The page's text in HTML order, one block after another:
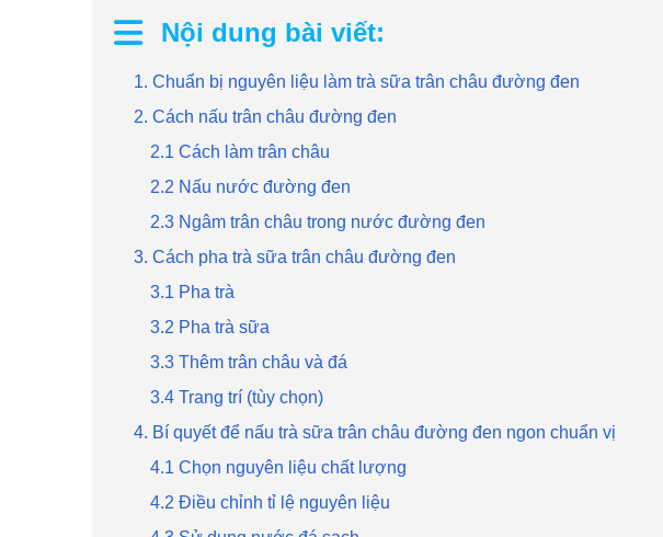
Nội dung bài viết:
1. Chuẩn bị nguyên liệu làm trà sữa trân châu đường đen
2. Cách nấu trân châu đường đen
2.1 Cách làm trân châu
2.2 Nấu nước đường đen
2.3 Ngâm trân châu trong nước đường đen
3. Cách pha trà sữa trân châu đường đen
3.1 Pha trà
3.2 Pha trà sữa
3.3 Thêm trân châu và đá
3.4 Trang trí (tùy chọn)
4. Bí quyết để nấu trà sữa trân châu đường đen ngon chuẩn vị
4.1 Chọn nguyên liệu chất lượng
4.2 Điều chỉnh tỉ lệ nguyên liệu